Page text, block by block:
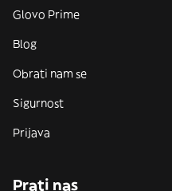
Glovo Prime
Blog
Obrati nam se
Sigurnost
Prijava
Prati nas